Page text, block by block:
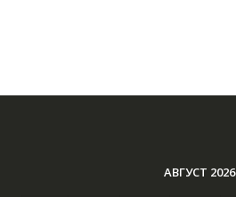
АВГУСТ 2026